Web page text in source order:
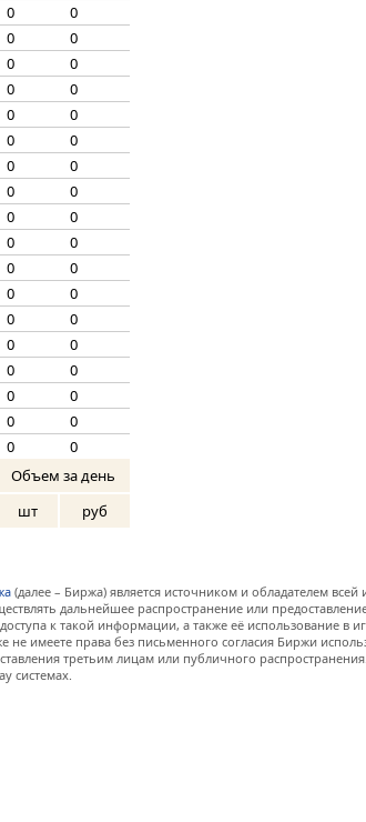
0
0
0
0
0
0
0
0
0
0
0
0
0
0
0
0
0
0
0
0
0
0
0
0
0
0
0
0
0
0
0
0
0
0
0 0
Объем за день
шт руб
(далее – Биржа) является источником и обладателем всей
дальнейшее распространение или
к такой информации, а также её использование в
имеете права без письменного согласия Биржи
третьим лицам или публичного
системах.